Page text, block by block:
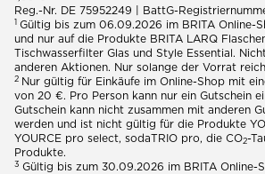
Reg.-Nr. DE 75952249 | BattG-
1 Gültig bis zum 06.09.2026 im BRITA Online-
und nur auf die Produkte BRITA LARQ
Tischwasserfilter Glas und Style Essential.
anderen Aktionen. Nur solange der Vorrat
2 Nur gültig für Einkäufe im Online-Shop mit
von 20 €. Pro Person kann nur ein Gutschein
Gutschein kann nicht zusammen mit anderen
werden und ist nicht gültig für die Produkte
YOURCE pro select, sodaTRIO pro, die CO2-
Produkte.
3 Gültig bis zum 30.09.2026 im BRITA Online-